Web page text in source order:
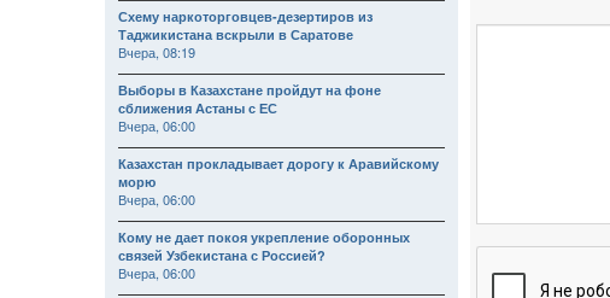
Схему наркоторговцев-дезертиров из
Таджикистана вскрыли в Саратове
Вчера, 08:19
Выборы в Казахстане пройдут на фоне
сближения Астаны с ЕС
Вчера, 06:00
Казахстан прокладывает дорогу к Аравийскому
морю
Вчера, 06:00
Кому не дает покоя укрепление оборонных
связей Узбекистана с Россией?
Вчера, 06:00